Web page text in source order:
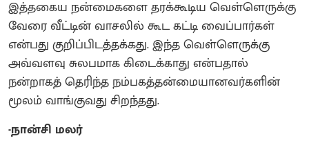
இத்தகைய நன்மைகளை தரக்கூடிய வெள்ளெருக்கு
வேரை வீட்டின் வாசலில் கூட கட்டி வைப்பார்கள்
என்பது குறிப்பிடத்தக்கது. இந்த வெள்ளெருக்கு
அவ்வளவு சுலபமாக கிடைக்காது என்பதால்
நன்றாகத் தெரிந்த நம்பகத்தன்மையானவர்களின்
மூலம் வாங்குவது சிறந்தது.
-நான்சி மலர்